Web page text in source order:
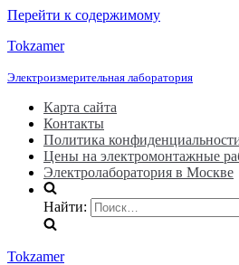
Перейти к содержимому
Tokzamer
Электроизмерительная лаборатория
Карта сайта
Контакты
Политика
Цены на электромонтажные
Электролаборатория в Москве
Найти:
Tokzamer